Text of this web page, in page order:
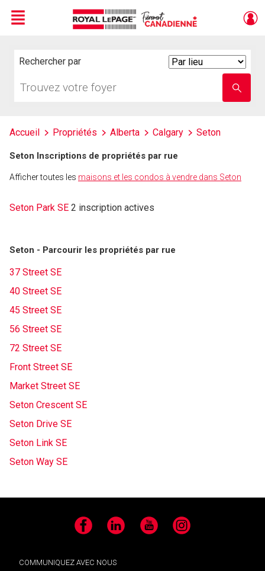
Menu
Rechercher par
votre
nom
Accueil Propriétés Alberta Calgary Seton
Seton Inscriptions de propriétés par rue
Afficher toutes les maisons et les condos à vendre dans Seton
Seton Park SE 2 inscription actives
Seton - Parcourir les propriétés par rue
37 Street SE
40 Street SE
45 Street SE
56 Street SE
72 Street SE
Front Street SE
Market Street SE
Seton Crescent SE
Seton Drive SE
Seton Link SE
Seton Way SE
Facebook LinkedIn YouTube Instagram
COMMUNIQUEZ AVEC NOUS